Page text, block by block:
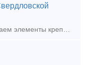
Предложение (продажа) Изготавливаем элементы крепления рельсов == Собственное производство! Доставка по России! == Изготавливаем: